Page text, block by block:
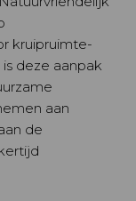
kruipruimte-
deze aanpak
aan
de